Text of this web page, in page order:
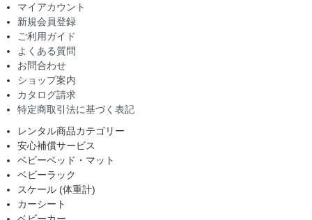
マイアカウント
新規会員登録
ご利用ガイド
よくある質問
お問合わせ
ショップ案内
カタログ請求
特定商取引法に基づく表記
レンタル商品カテゴリー
安心補償サービス
ベビーベッド・マット
ベビーラック
スケール (体重計)
カーシート